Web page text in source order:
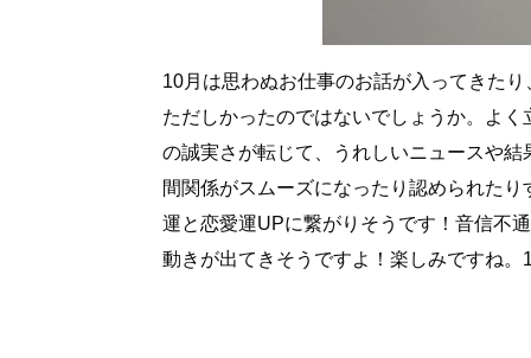
10月は思わぬお仕事のお話が入ってきた
ただしかったのではないでしょうか。よ
の誠実さが転じて、うれしいニュースや
間関係がスムーズになったり認められた
運と恋愛運UPに繋がりそうです！音信不
動きが出てきそうですよ！楽しみですね